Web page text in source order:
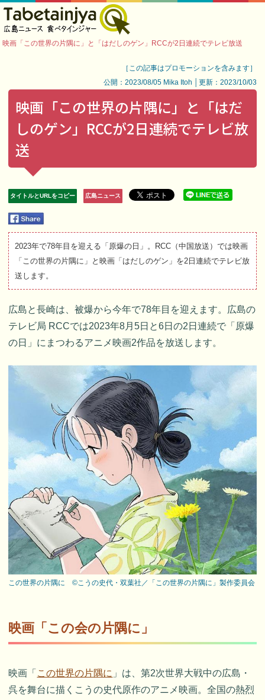
映画「この世界の片隅に」と「はだしのゲン」RCCが2日連続でテレビ放送
［この記事はプロモーションを含みます］
公開：2023/08/05 Mika Itoh │更新：2023/10/03
映画「この世界の片隅に」と「はだ
しのゲン」RCCが2日連続でテレビ放
送
タイトルとURLをコピー 広島ニュース
2023年で78年目を迎える「原爆の日」。RCC（中国放送）では映画
「この世界の片隅に」と映画「はだしのゲン」を2日連続でテレビ放
送します。
広島と長崎は、被爆から今年で78年目を迎えます。広島の
テレビ局 RCCでは2023年8月5日と6日の2日連続で「原爆
の日」にまつわるアニメ映画2作品を放送します。
この世界の片隅に ©こうの史代・双葉社／「この世界の片隅に」製作委員会
映画「この会の片隅に」
映画「 この世界の片隅に 」は、第2次世界大戦中の広島・
呉を舞台に描くこうの史代原作のアニメ映画。全国の熱烈